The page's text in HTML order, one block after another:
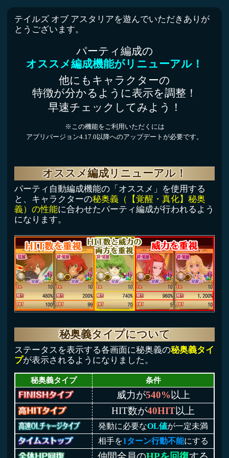
テイルズ オブ アスタリアを遊んでいただきありが
とうございます。
パーティ編成の
オススメ編成機能がリニューアル！
他にもキャラクターの
特徴が分かるように表示を調整！
早速チェックしてみよう！
※この機能をご利用いただくには
アプリバージョン4.17.0以降へのアップデートが必要です。
オススメ編成リニューアル！
パーティ自動編成機能の「オススメ」を使用する
と、キャラクターの 秘奥義（【覚醒・真化】秘奥
秘奥義タイプについて
ステータスを表示する各画面に秘奥義の秘奥義タイ
プが表示されるようになりました。
秘奥義タイプ 条件
威力が540%以上
HIT数が40HIT以上
発動に必要なOL値が一定未満
相手を1ターン行動不能にする
仲間全員のHPを回復する
上記に該当しない秘奥義
※最大まで育成した状態を想定して秘奥義タイプを
表示しています。
今後もユーザーの皆様にお楽しみいただけるよう、
改善に努めてまいりますので、引き続きテイルズ
オブ アスタリアをよろしくお願いいたします。
テイルズ オブ アスタリア運営事務局